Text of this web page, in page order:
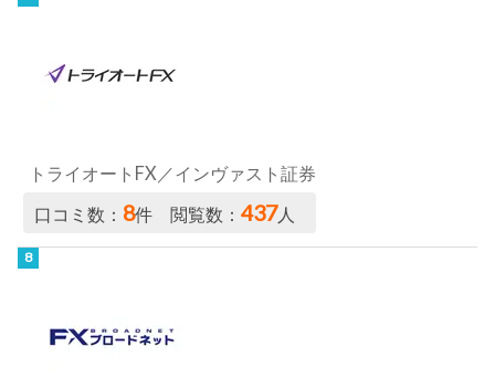
トライオートFX／インヴァスト証券
口コミ数： 8件 閲覧数：437人